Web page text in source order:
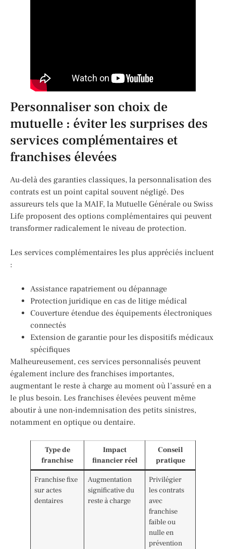
Personnaliser son choix de
mutuelle : éviter les surprises des
services complémentaires et
franchises élevées
Au-delà des garanties classiques, la personnalisation des
contrats est un point capital souvent négligé. Des
assureurs tels que la MAIF, la Mutuelle Générale ou Swiss
Life proposent des options complémentaires qui peuvent
transformer radicalement le niveau de protection.
Les services complémentaires les plus appréciés incluent
:
Assistance rapatriement ou dépannage
Protection juridique en cas de litige médical
Couverture étendue des équipements électroniques
connectés
Extension de garantie pour les dispositifs médicaux
spécifiques
Malheureusement, ces services personnalisés peuvent
également inclure des franchises importantes,
augmentant le reste à charge au moment où l’assuré en a
le plus besoin. Les franchises élevées peuvent même
aboutir à une non-indemnisation des petits sinistres,
notamment en optique ou dentaire.
Type de
franchise
Impact
financier réel
Conseil
pratique
Franchise fixe
sur actes
dentaires
Augmentation
significative du
reste à charge
Privilégier
les contrats
avec
franchise
faible ou
nulle en
prévention